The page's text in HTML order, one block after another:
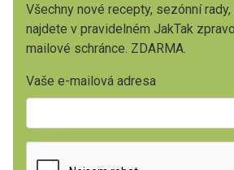
Všechny nové recepty, sezónní
najdete v pravidelném JakTak
mailové schránce. ZDARMA.
Vaše e-mailová adresa